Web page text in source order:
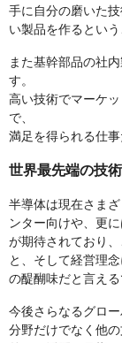
手に自分の磨いた
い製品を作るとい
また基幹部品の社
す。
高い技術でマーケ
で、
満足を得られる仕事
世界最先端の技
半導体は現在さま
ンター向けや、更
が期待されており
と、そして経営理
の醍醐味だと言える
今後さらなるグロ
分野だけでなく他